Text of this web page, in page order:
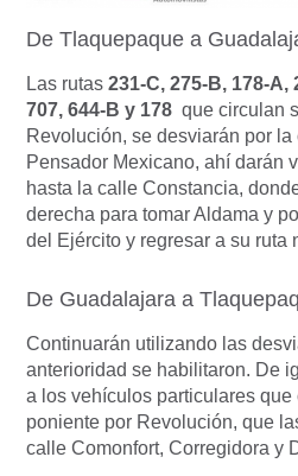
De Tlaquepaque a
Las rutas 231-C, 275-B, 178-A,
707, 644-B y 178 que circulan
Revolución, se desviarán por
Pensador Mexicano, ahí darán
hasta la calle Constancia,
derecha para tomar Aldama y
del Ejército y regresar a su ruta
De Guadalajara a
Continuarán utilizando las
anterioridad se habilitaron. De
a los vehículos particulares que
poniente por Revolución, que
calle Comonfort, Corregidora y